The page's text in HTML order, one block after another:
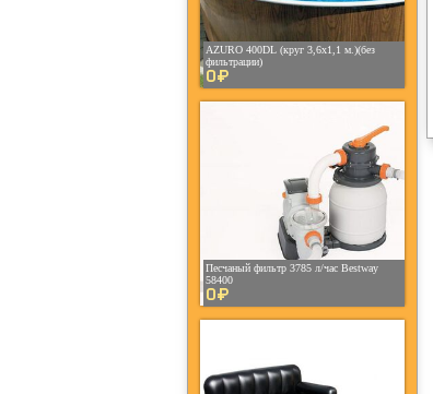
AZURO 400DL (круг 3,6х1,1 м.)(без
фильтрации)
0¤
Песчаный фильтр 3785 л/час Bestway
58400
0¤